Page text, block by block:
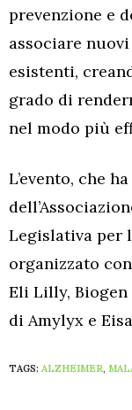
prevenzione e
associare
esistenti,
grado di
nel modo più
L’evento, che
Legislativa per
organizzato
Eli Lilly, Biogen
di Amylyx e
TAGS: ALZHEIMER,